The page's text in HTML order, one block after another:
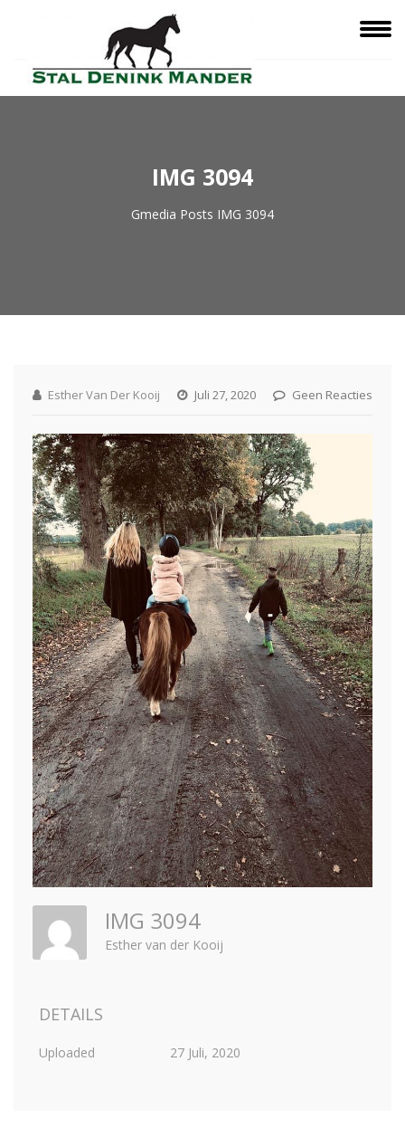
IMG 3094
Gmedia Posts IMG 3094
Esther Van Der Kooij Juli 27, 2020 Geen Reacties
IMG 3094
Esther van der Kooij
DETAILS
Uploaded 27 Juli, 2020